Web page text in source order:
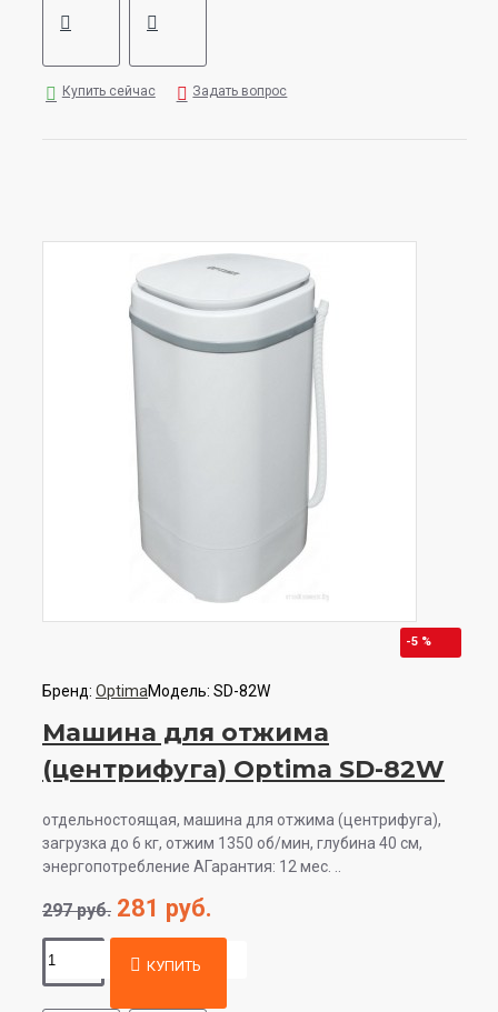
Купить сейчас Задать вопрос
-5 %
Бренд: OptimaМодель: SD-82W
Машина для отжима
(центрифуга) Optima SD-82W
отдельностоящая, машина для отжима (центрифуга),
загрузка до 6 кг, отжим 1350 об/мин, глубина 40 см,
энергопотребление AГарантия: 12 мес. ..
297 руб. 281 руб.
КУПИТЬ